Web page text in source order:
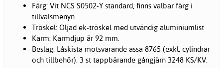
Färg: Vit NCS S0502-Y standard, finns valbar färg i
tillvalsmenyn
Tröskel: Oljad ek-tröskel med utvändig aluminiumlist
Karm: Karmdjup är 92 mm.
Beslag: Låskista motsvarande assa 8765 (exkl. cylindrar
och tillbehör). 3 st tappbärande gångjärn 3248 KS/KV.